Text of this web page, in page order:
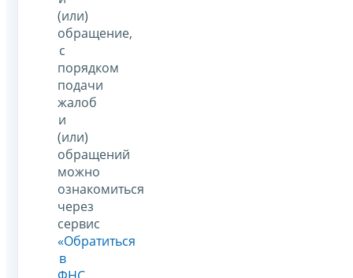
(или)
обращение,
с
порядком
подачи
жалоб
и
(или)
обращений
можно
ознакомиться
через
сервис
«Обратиться
в